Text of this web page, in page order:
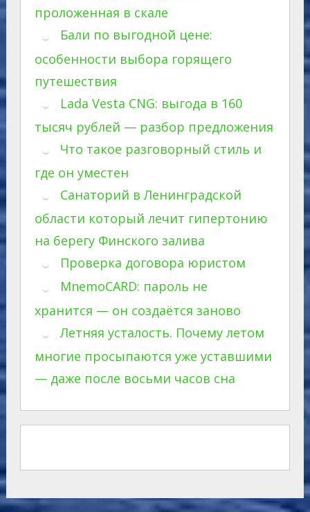
проложенная в скале
Бали по выгодной цене:
особенности выбора горящего
путешествия
Lada Vesta CNG: выгода в 160
тысяч рублей — разбор предложения
Что такое разговорный стиль и
где он уместен
Санаторий в Ленинградской
области который лечит гипертонию
на берегу Финского залива
Проверка договора юристом
MnemoCARD: пароль не
хранится — он создаётся заново
Летняя усталость. Почему летом
многие просыпаются уже уставшими
— даже после восьми часов сна